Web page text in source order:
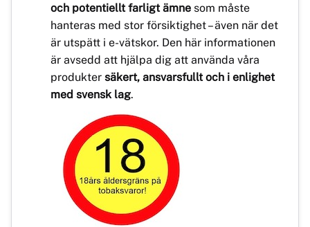
och potentiellt farligt ämne som måste
hanteras med stor försiktighet – även när det
är utspätt i e-vätskor. Den här informationen
är avsedd att hjälpa dig att använda våra
produkter säkert, ansvarsfullt och i enlighet
med svensk lag.